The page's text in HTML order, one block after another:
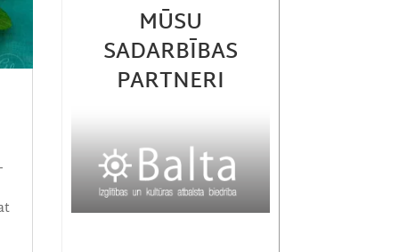
MŪSU
SADARBĪBAS
PARTNERI